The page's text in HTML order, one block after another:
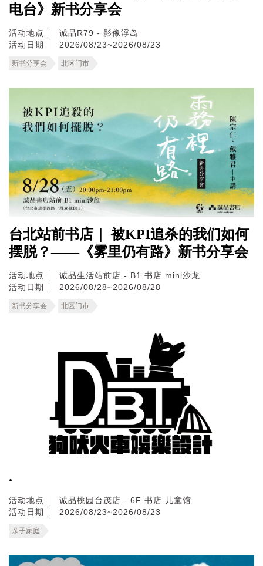
电台》新书分享会
活动地点
诚品R79 - 影像浮岛
活动日期
2026/08/23~2026/08/23
新书分享会 北区门市
台北站前书店｜ 被KPI追杀的我们如何
摆脱？——《雾里仍有路》新书分享会
活动地点
诚品生活站前店 - B1 书店 mini沙龙
活动日期
2026/08/28~2026/08/28
新书分享会 北区门市
.
活动地点
诚品桃园台茂店 - 6F 书店 儿童馆
活动日期
2026/08/23~2026/08/23
亲子家庭